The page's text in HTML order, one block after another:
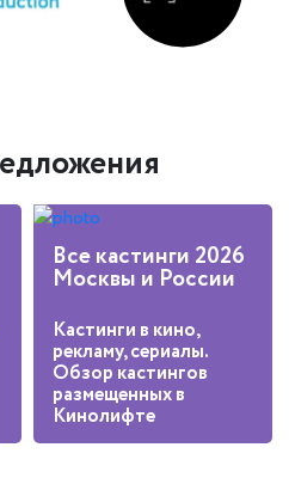
Все кастинги 2026
Москвы и России
Кастинги в кино,
рекламу, сериалы.
Обзор кастингов
размещенных в
Кинолифте